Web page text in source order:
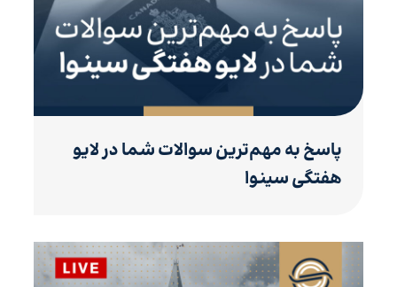
پاسخ به مهم‌ترین سوالات شما در لایو
هفتگی سینوا